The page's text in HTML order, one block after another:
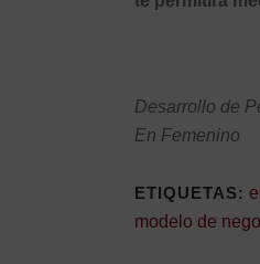
Desarrollo de
En Femenino
ETIQUETAS:
modelo de